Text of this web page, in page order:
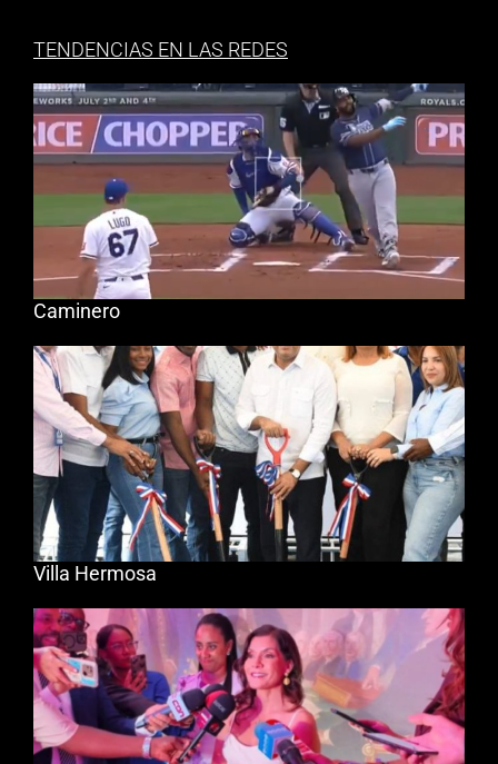
TENDENCIAS EN LAS REDES
Caminero
Villa Hermosa